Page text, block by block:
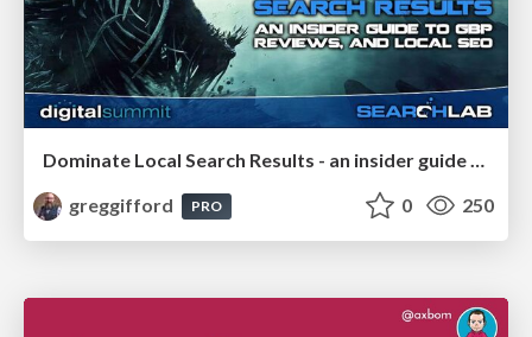
Dominate Local Search Results - an insider guide to GBP, reviews, and Local SEO
greggifford
PRO 0 250